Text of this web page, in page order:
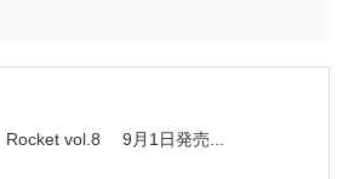
Rocket vol.8 9月1日発売...